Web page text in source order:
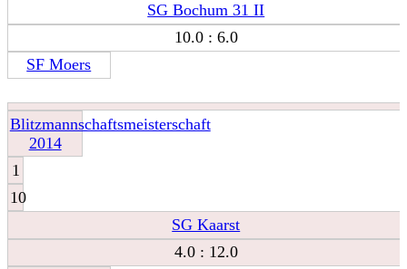
SG Bochum 31 II
10.0 : 6.0
SF Moers
Blitzmannschaftsmeisterschaft
2014
1
10
SG Kaarst
4.0 : 12.0